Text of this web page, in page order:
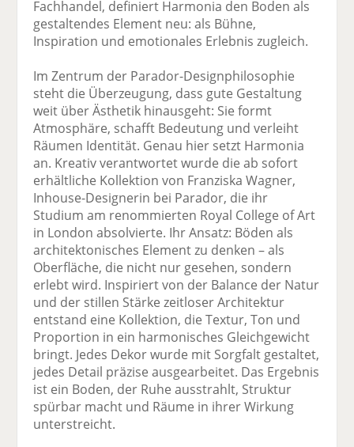
te
il
e
il
n
n
e
Fachhandel, definiert Harmonia den Boden als
gestaltendes Element neu: als Bühne,
Inspiration und emotionales Erlebnis zugleich.
Im Zentrum der Parador-Designphilosophie
steht die Überzeugung, dass gute Gestaltung
weit über Ästhetik hinausgeht: Sie formt
Atmosphäre, schafft Bedeutung und verleiht
Räumen Identität. Genau hier setzt Harmonia
an. Kreativ verantwortet wurde die ab sofort
erhältliche Kollektion von Franziska Wagner,
Inhouse-Designerin bei Parador, die ihr
Studium am renommierten Royal College of Art
in London absolvierte. Ihr Ansatz: Böden als
architektonisches Element zu denken – als
Oberfläche, die nicht nur gesehen, sondern
erlebt wird. Inspiriert von der Balance der Natur
und der stillen Stärke zeitloser Architektur
entstand eine Kollektion, die Textur, Ton und
Proportion in ein harmonisches Gleichgewicht
bringt. Jedes Dekor wurde mit Sorgfalt gestaltet,
jedes Detail präzise ausgearbeitet. Das Ergebnis
ist ein Boden, der Ruhe ausstrahlt, Struktur
spürbar macht und Räume in ihrer Wirkung
unterstreicht.